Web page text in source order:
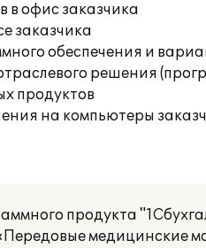
в офис заказчика
заказчика
обеспечения и
решения
продуктов
на компьютеры
продукта
медицинские